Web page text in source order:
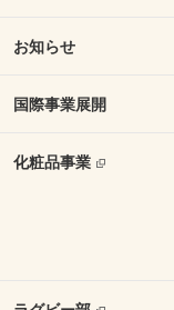
お知らせ
国際事業展開
化粧品事業